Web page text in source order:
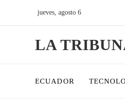
jueves, agosto 6
LA
ECUADOR